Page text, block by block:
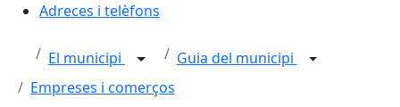
Adreces i telèfons
El municipi
Guia del municipi
Empreses i comerços